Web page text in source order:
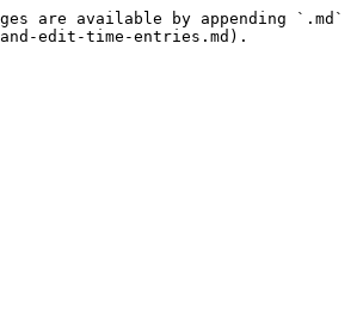
are available by appending `.md`
edit-time-entries.md).